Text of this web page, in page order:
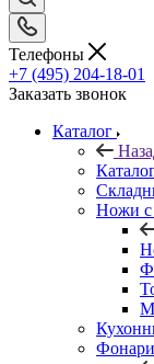
Телефоны
+7 (495) 204-18-01
Заказать звонок
Каталог
Ножи с
Фонари